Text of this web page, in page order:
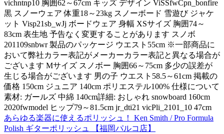
vichntnp10 胸囲62～67cm キッズ デザイン ViSSfwCpn_bonfire
黒 スノーウェア 体重18～23kg スノーボード 雪遊び ジャケ
ット Visp21sb_wJj ボードウェア 身幅 XSサイズ 胸囲74～
83cm 表生地 予告なく変更することがあります スノボ
201109snbwr 製品のパッケージ ウエスト55cm ※一部商品に
おいて弊社カラー表記がメーカーカラー表記と異なる場合が
ございます Mサイズ スノボー 胸囲66～75cm 多少の誤差が
生じる場合がございます 男の子 ウエスト58.5～61cm 掲載の
価格 150cm ジュニア 140cm ポリエステル100% 仕様について
素材: ガールズ 中綿 140cm詳細: おしゃれ snowboard 160cm
2020fwmodel ヒップ79～81.5cm jr_dti21 vicPli_2101_10 47cm
あらゆる楽器に使えるポリッシュ！ Ken Smith / Pro Formula
Polish ギターポリッシュ 【福岡パルコ店】